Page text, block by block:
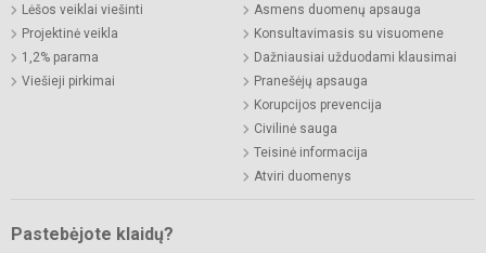
Lėšos veiklai viešinti
Projektinė veikla
1,2% parama
Viešieji pirkimai
Asmens duomenų apsauga
Konsultavimasis su visuomene
Dažniausiai užduodami klausimai
Pranešėjų apsauga
Korupcijos prevencija
Civilinė sauga
Teisinė informacija
Atviri duomenys
Pastebėjote klaidų?